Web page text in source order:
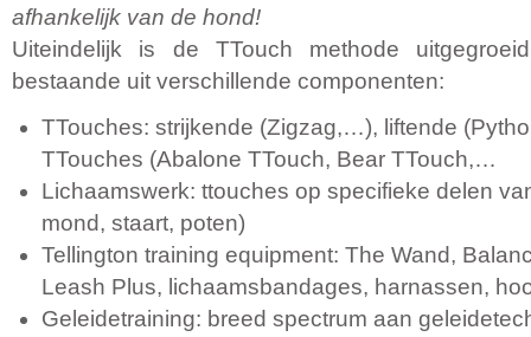
afhankelijk van de hond!
Uiteindelijk is de TTouch methode
bestaande uit verschillende componenten:
TTouches: strijkende (Zigzag,…), liftende
TTouches (Abalone TTouch, Bear TTouch,…
Lichaamswerk: ttouches op specifieke delen
mond, staart, poten)
Tellington training equipment: The Wand,
Leash Plus, lichaamsbandages, harnassen,
Geleidetraining: breed spectrum aan